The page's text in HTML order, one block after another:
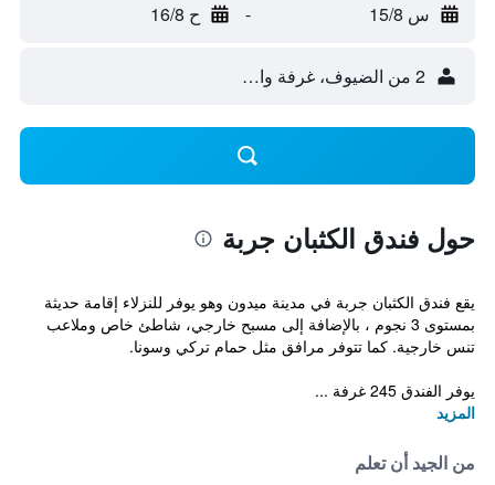
س 15/8 - ح 16/8
2 من الضيوف، غرفة واحدة
حول فندق الكثبان جربة
يقع فندق الكثبان جربة في مدينة ميدون وهو يوفر للنزلاء إقامة حديثة
بمستوى 3 نجوم ، بالإضافة إلى مسبح خارجي، شاطئ خاص وملاعب
تنس خارجية. كما تتوفر مرافق مثل حمام تركي وسونا.
يوفر الفندق 245 غرفة ...
المزيد
من الجيد أن تعلم